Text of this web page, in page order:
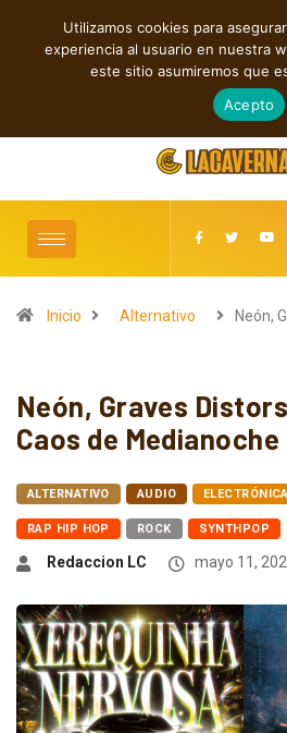
TENDENCIAS
Indie, rap y pop: cuatro lanzamientos
agosto 7,
Inicio Alternativo Neón,
Neón, Graves
Caos de Medianoche
ALTERNATIVO AUDIO ELECTRÓNICA
RAP HIP HOP ROCK SYNTHPOP
Redaccion LC mayo 11,
Utilizamos cookies para
experiencia al usuario en nuestra
este sitio asumiremos que
Acepto